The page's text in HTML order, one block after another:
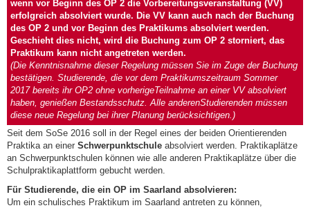
wenn vor Beginn des OP 2 die Vorbereitungsveranstaltung (VV)
erfolgreich absolviert wurde. Die VV kann auch nach der Buchung
des OP 2 und vor Beginn des Praktikums absolviert werden.
Geschieht dies nicht, wird die Buchung zum OP 2 storniert, das
Praktikum kann nicht angetreten werden.
(Die Kenntnisnahme dieser Regelung müssen Sie im Zuge der Buchung
bestätigen. Studierende, die vor dem Praktikumszeitraum Sommer
2017 bereits ihr OP2 ohne vorherigeTeilnahme an einer VV absolviert
haben, genießen Bestandsschutz. Alle anderenStudierenden müssen
diese neue Regelung bei ihrer Planung berücksichtigen.)
Seit dem SoSe 2016 soll in der Regel eines der beiden Orientierenden
Praktika an einer Schwerpunktschule absolviert werden. Praktikaplätze
an Schwerpunktschulen können wie alle anderen Praktikaplätze über die
Schulpraktikaplattform gebucht werden.
Für Studierende, die ein OP im Saarland absolvieren:
Um ein schulisches Praktikum im Saarland antreten zu können,